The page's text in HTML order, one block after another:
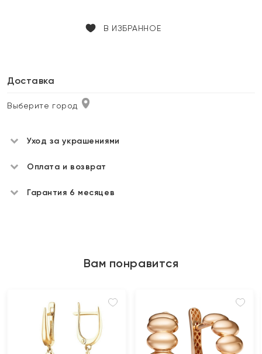
В ИЗБРАННОЕ
Доставка
Выберите город
Уход за украшениями
Оплата и возврат
Гарантия 6 месяцев
Вам понравится